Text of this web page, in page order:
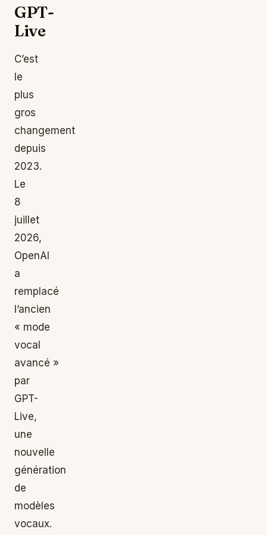
GPT-
Live
C’est
le
plus
gros
changement
depuis
2023.
Le
8
juillet
2026,
OpenAI
a
remplacé
l’ancien
« mode
vocal
avancé »
par
GPT-
Live,
une
nouvelle
génération
de
modèles
vocaux.